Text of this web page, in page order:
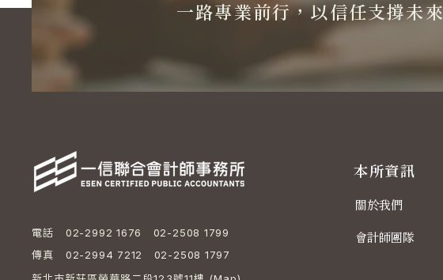
電話 02-2992 1676 02-2508 1799
傳真 02-2994 7212 02-2508 1797
本所資訊
關於我們
會計師團隊
一路專業前行，以信任支撐未來